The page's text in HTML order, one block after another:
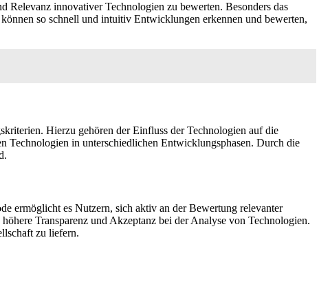
Relevanz innovativer Technologien zu bewerten. Besonders das
so schnell und intuitiv Entwicklungen erkennen und bewerten,
Hierzu gehören der Einfluss der Technologien auf die
Technologien in unterschiedlichen Entwicklungsphasen. Durch die
ermöglicht es Nutzern, sich aktiv an der Bewertung relevanter
Transparenz und Akzeptanz bei der Analyse von Technologien.
zu liefern.